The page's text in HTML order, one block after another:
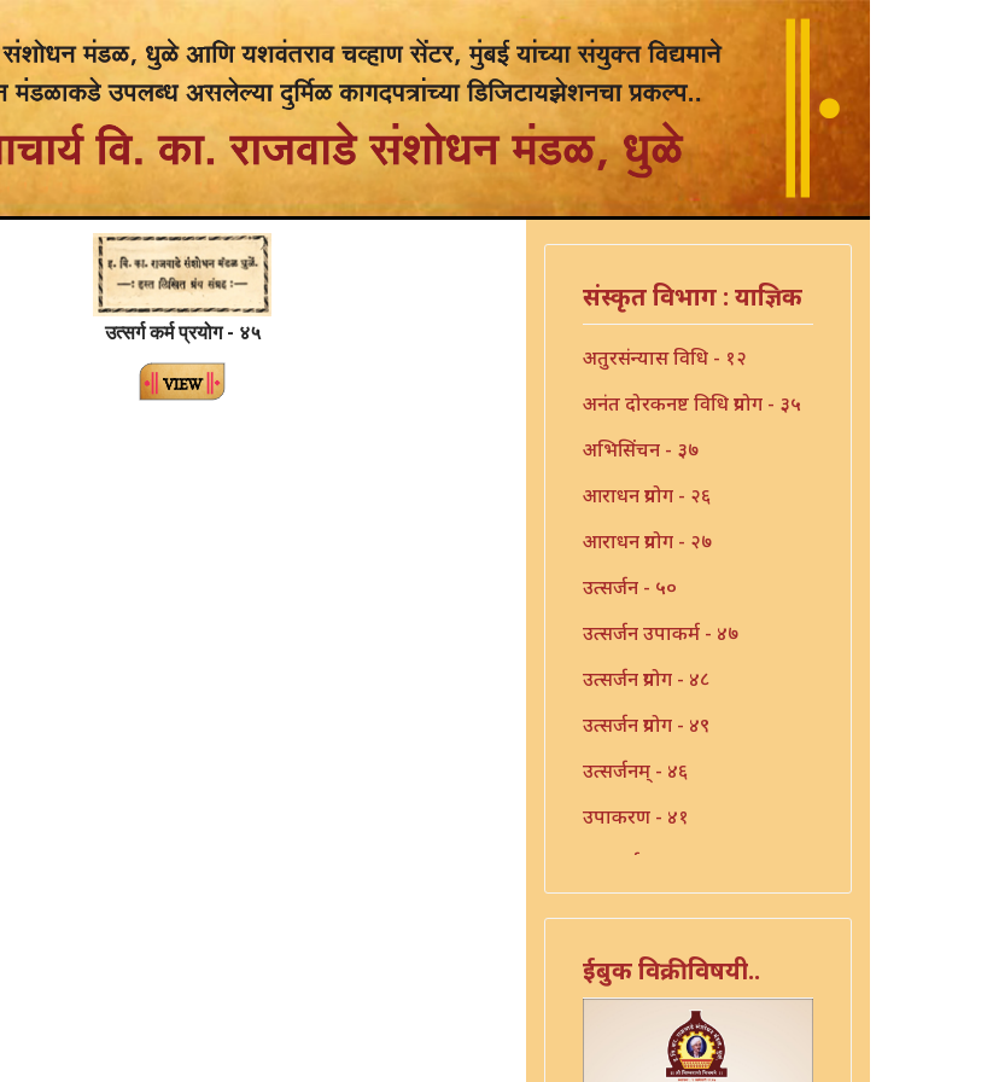
उत्सर्ग कर्म प्रयोग - ४५
संस्कृत विभाग : याज्ञिक
अतुरसंन्यास विधि - १२
अनंत दोरकनष्ट विधि प्रयोग - ३५
अभिसिंचन - ३७
आराधन प्रयोग - २६
आराधन प्रयोग - २७
उत्सर्जन - ५०
उत्सर्जन उपाकर्म - ४७
उत्सर्जन प्रयोग - ४८
उत्सर्जन प्रयोग - ४९
उत्सर्जनम् - ४६
उपाकरण - ४१
उपाकर्म - ४२
उपाकर्म - ४४
एका याज्ञिकाच्या ग्रंथांची यादी -
ईबुक विक्रीविषयी..